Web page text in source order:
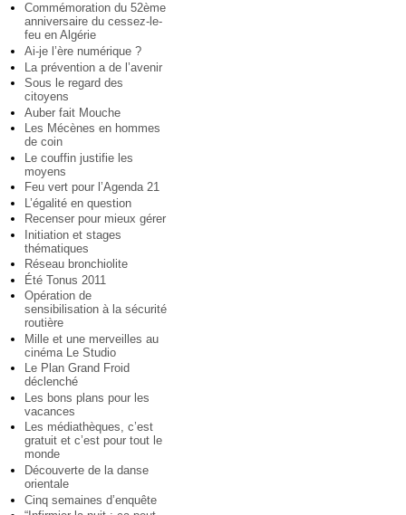
Commémoration du 52ème
anniversaire du cessez-le-
feu en Algérie
Ai-je l’ère numérique ?
La prévention a de l’avenir
Sous le regard des
citoyens
Auber fait Mouche
Les Mécènes en hommes
de coin
Le couffin justifie les
moyens
Feu vert pour l’Agenda 21
L’égalité en question
Recenser pour mieux gérer
Initiation et stages
thématiques
Réseau bronchiolite
Été Tonus 2011
Opération de
sensibilisation à la sécurité
routière
Mille et une merveilles au
cinéma Le Studio
Le Plan Grand Froid
déclenché
Les bons plans pour les
vacances
Les médiathèques, c’est
gratuit et c’est pour tout le
monde
Découverte de la danse
orientale
Cinq semaines d’enquête